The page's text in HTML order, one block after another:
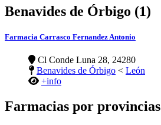
Benavides de Órbigo (1)
Farmacia Carrasco Fernandez Antonio
Cl Conde Luna 28, 24280
Benavides de Órbigo < León
+info
Farmacias por provincias